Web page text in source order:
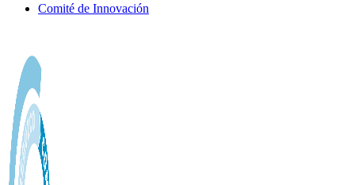
Comité de Innovación